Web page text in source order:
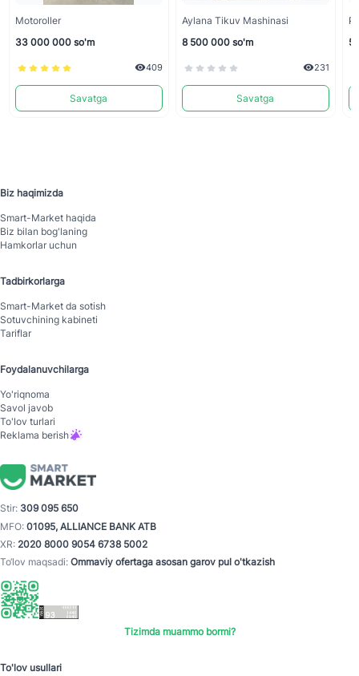
Motoroller
33 000 000 so'm
409
Savatga
Aylana Tikuv Mashinasi
8 500 000 so'm
231
Savatga
5
Biz haqimizda
Smart-Mаrket haqida
Biz bilan bog'laning
Hamkorlar uchun
Tadbirkorlarga
Smart-Mаrket da sotish
Sotuvchining kabineti
Tariflar
Foydalanuvchilarga
Yo'riqnoma
Savol javob
To'lov turlari
Reklama berish
Stir: 309 095 650
MFO: 01095, ALLIANCE BANK ATB
XR: 2020 8000 9054 6738 5002
To‘lov maqsadi: Ommaviy ofertaga asosan garov pul o'tkazish
Tizimda muammo bormi?
To'lov usullari